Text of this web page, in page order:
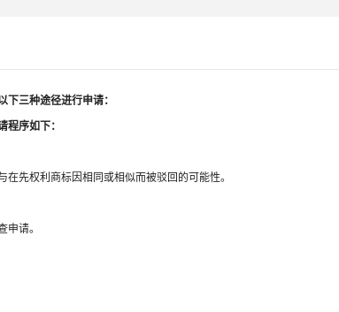
三种途径进行申请：
程序如下：
先权利商标因相同或相似而被驳回的可能性。
申请。